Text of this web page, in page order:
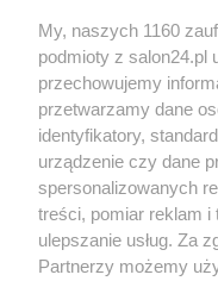
Technologie
Sport
Społeczeństwo
Kultura
My, naszych 1160
podmioty z salon24.pl
przechowujemy
przetwarzamy dane
identyfikatory,
urządzenie czy dane
spersonalizowanych
treści, pomiar reklam i
ulepszanie usług. Za
Partnerzy możemy